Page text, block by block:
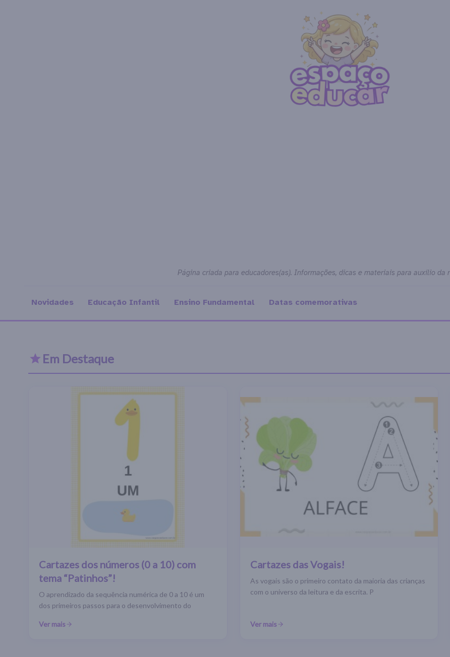
Página criada para educadores(as). Informações, dicas e materiais para auxílio da
Novidades Educação Infantil Ensino Fundamental Datas comemorativas
Em Destaque
Cartazes dos números (0 a 10) com
tema “Patinhos”!
O aprendizado da sequência numérica de 0 a 10 é um
dos primeiros passos para o desenvolvimento do
Ver mais
Cartazes das Vogais!
As vogais são o primeiro contato da maioria das crianças
com o universo da leitura e da escrita. P
Ver mais